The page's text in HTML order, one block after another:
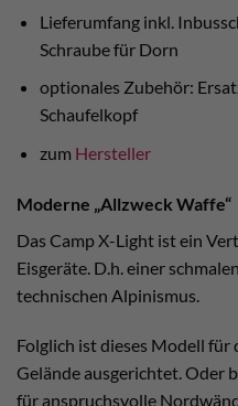
Lieferumfang inkl.
Schraube für Dorn
optionales Zubehör:
Schaufelkopf
zum Hersteller
Moderne „Allzweck Waffe“
Das Camp X-Light ist ein
Eisgeräte. D.h. einer
technischen Alpinismus.
Folglich ist dieses Modell für
Gelände ausgerichtet. Oder
für anspruchsvolle